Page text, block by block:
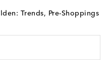
Trends, Pre-Shoppings